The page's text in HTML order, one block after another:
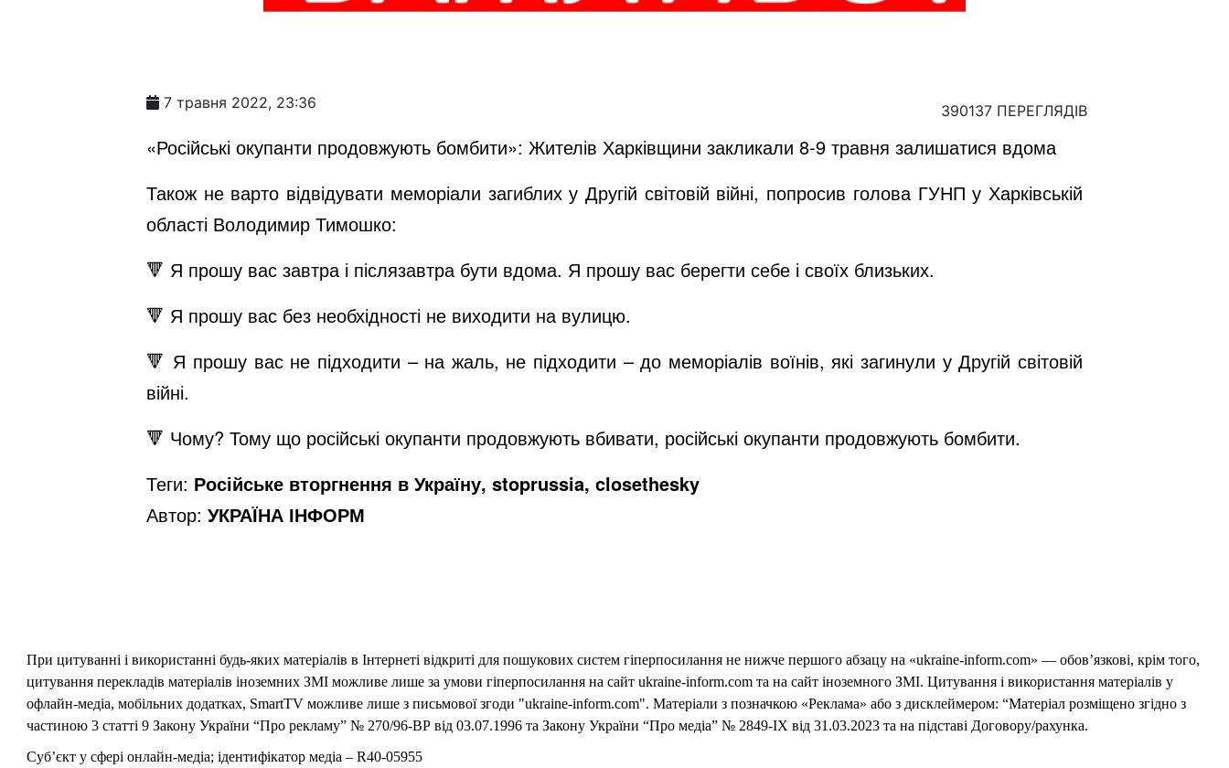
7 травня 2022, 23:36 390137 ПЕРЕГЛЯДІВ
«Російські окупанти продовжують бомбити»: Жителів Харківщини закликали 8-9 травня залишатися вдома
Також не варто відвідувати меморіали загиблих у Другій світовій війні, попросив голова ГУНП у Харківській
області Володимир Тимошко:
🔻 Я прошу вас завтра і післязавтра бути вдома. Я прошу вас берегти себе і своїх близьких.
🔻 Я прошу вас без необхідності не виходити на вулицю.
🔻 Я прошу вас не підходити – на жаль, не підходити – до меморіалів воїнів, які загинули у Другій світовій
війні.
🔻 Чому? Тому що російські окупанти продовжують вбивати, російські окупанти продовжують бомбити.
Теги: Російське вторгнення в Україну, stoprussia, closethesky
Автор: УКРАЇНА ІНФОРМ
При цитуванні і використанні будь-яких матеріалів в Інтернеті відкриті для пошукових систем гіперпосилання не нижче першого абзацу на «ukraine-inform.com» — обов’язкові, крім того,
цитування перекладів матеріалів іноземних ЗМІ можливе лише за умови гіперпосилання на сайт ukraine-inform.com та на сайт іноземного ЗМІ. Цитування і використання матеріалів у
офлайн-медіа, мобільних додатках, SmartTV можливе лише з письмової згоди "ukraine-inform.com". Матеріали з позначкою «Реклама» або з дисклеймером: “Матеріал розміщено згідно з
частиною 3 статті 9 Закону України “Про рекламу” № 270/96-ВР від 03.07.1996 та Закону України “Про медіа” № 2849-IX від 31.03.2023 та на підставі Договору/рахунка.
Суб’єкт у сфері онлайн-медіа; ідентифікатор медіа – R40-05955